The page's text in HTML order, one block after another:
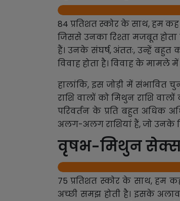
84 प्रतिशत स्कोर के साथ, हम
जिससे उनका रिश्ता मजबूत
हैं। उनके संघर्ष, अंततः, उन्हें
विवाह होता है। विवाह के
हालांकि, इस जोड़ी में संभावित
राशि वालों को मिथुन राशि
परिवर्तन के प्रति बहुत अधिक
अलग-अलग राशियां हैं, जो उनके
वृषभ-मिथुन सेक्स
75 प्रतिशत स्कोर के साथ, हम
अच्छी समझ होती है। इसके